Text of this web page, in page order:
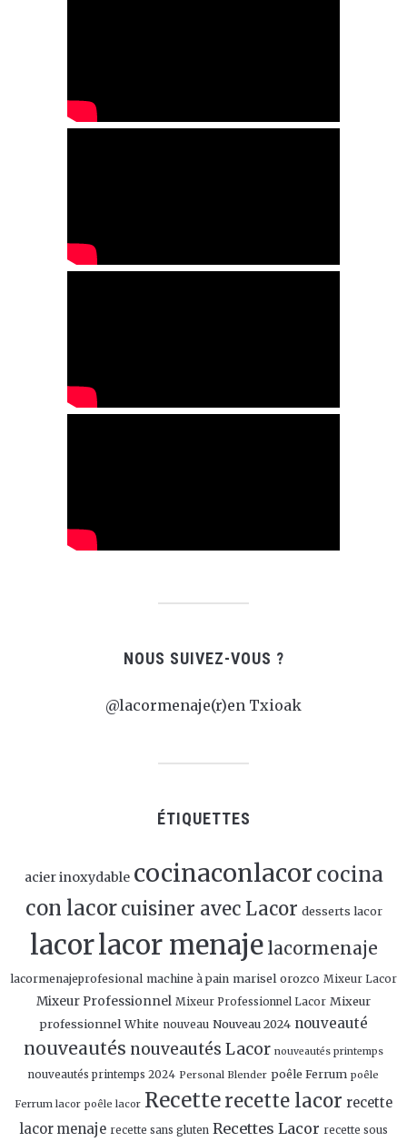
NOUS SUIVEZ-VOUS ?
@lacormenaje(r)en Txioak
ÉTIQUETTES
acier inoxydable cocinaconlacor cocina
con lacor cuisiner avec Lacor desserts lacor
lacorlacor menaje lacormenaje
lacormenajeprofesional machine à pain marisel orozco Mixeur Lacor
Mixeur Professionnel Mixeur Professionnel Lacor Mixeur
professionnel White nouveau Nouveau 2024 nouveauté
nouveautés nouveautés Lacor nouveautés printemps
nouveautés printemps 2024 Personal Blender poêle Ferrum poêle
Ferrum lacor poêle lacor Recetterecette lacor recette
lacor menaje recette sans gluten Recettes Lacor recette sous